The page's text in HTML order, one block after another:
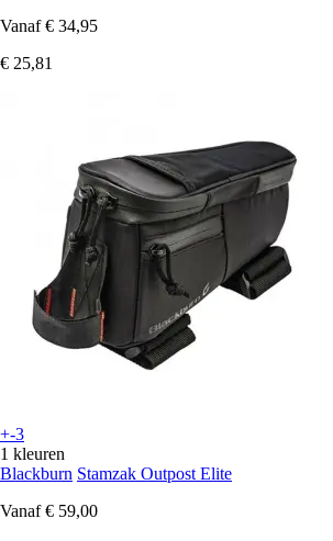
Vanaf € 34,95
€ 25,81
+-3
1 kleuren
Blackburn Stamzak Outpost Elite
Vanaf € 59,00